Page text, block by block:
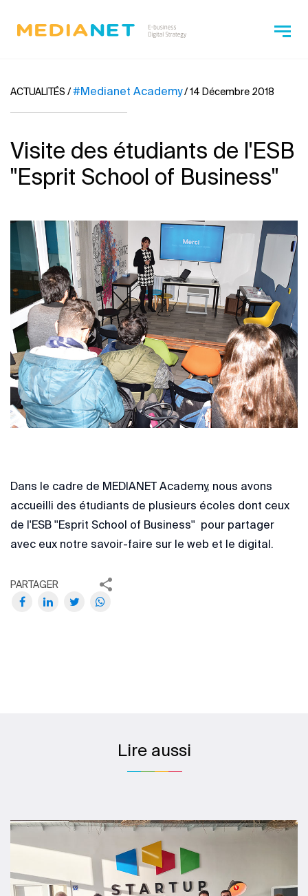
ACTUALITÉS /#Medianet Academy/14 Décembre 2018
Visite des étudiants de l'ESB
''Esprit School of Business''
Dans le cadre de MEDIANET Academy, nous avons
accueilli des étudiants de plusieurs écoles dont ceux
de l'ESB ''Esprit School of Business'' pour partager
avec eux notre savoir-faire sur le web et le digital.
PARTAGER
Lire aussi